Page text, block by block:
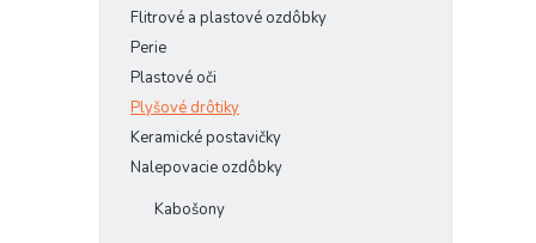
Flitrové a plastové ozdôbky
Perie
Plastové oči
Plyšové drôtiky
Keramické postavičky
Nalepovacie ozdôbky
Kabošony